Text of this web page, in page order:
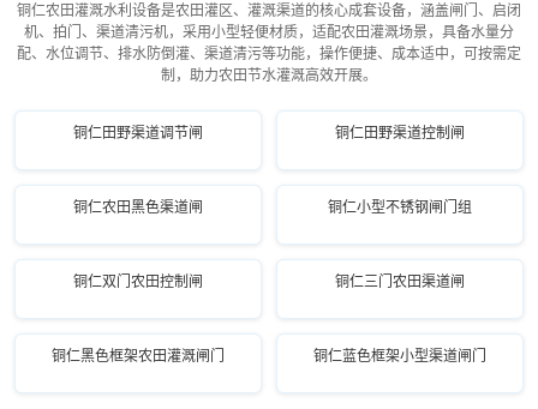
铜仁农田灌溉水利设备是农田灌区、灌溉渠道的核心成套设备，涵盖闸门、启闭
机、拍门、渠道清污机，采用小型轻便材质，适配农田灌溉场景，具备水量分
配、水位调节、排水防倒灌、渠道清污等功能，操作便捷、成本适中，可按需定
制，助力农田节水灌溉高效开展。
铜仁田野渠道调节闸 铜仁田野渠道控制闸
铜仁农田黑色渠道闸 铜仁小型不锈钢闸门组
铜仁双门农田控制闸 铜仁三门农田渠道闸
铜仁黑色框架农田灌溉闸门 铜仁蓝色框架小型渠道闸门